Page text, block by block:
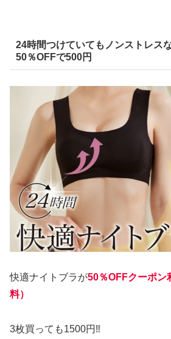
24時間つけていてもノンストレス
50％OFFで500円
快適ナイトブラが50％OFFクーポン
料）
3枚買っても1500円‼